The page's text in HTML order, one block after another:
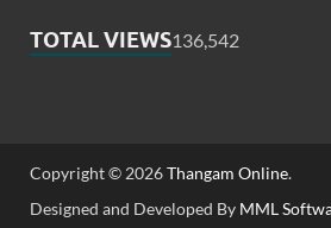
TOTAL VIEWS136,542
Copyright © 2026Thangam Online.
Designed and Developed By MML